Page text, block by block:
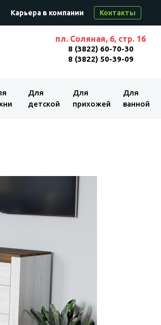
Карьера в компании Контакты
пл. Соляная, 6, стр. 16
8 (3822) 60-70-30
8 (3822) 50-39-09
Для
детской
Для
прихожей
Для
ванной